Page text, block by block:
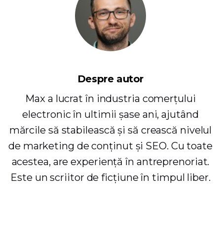
Despre autor
Max a lucrat în industria comerțului
electronic în ultimii șase ani, ajutând
mărcile să stabilească și să crească nivelul
de marketing de conținut și SEO. Cu toate
acestea, are experiență în antreprenoriat.
Este un scriitor de ficțiune în timpul liber.